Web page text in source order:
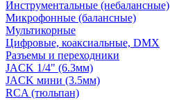
Инструментальные (небалансные)
Микрофонные (балансные)
Мультикорные
Цифровые, коаксиальные, DMX
Разъемы и переходники
JACK 1/4" (6.3мм)
JACK мини (3.5мм)
RCA (тюльпан)